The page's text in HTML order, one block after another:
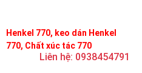
Henkel 770, keo dán Henkel
770, Chất xúc tác 770
Liên hệ: 0938454791